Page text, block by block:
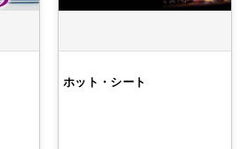
ホット・シート